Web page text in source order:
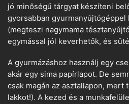
jó minőségű tárgyat készíteni
gyorsabban
(megteszi nagymama
egymással jól keverhetők, és
A gyurmázáshoz használj egy
akár egy sima papírlapot. De
csak magán az asztallapon, mert
lakkot!). A kezed és a